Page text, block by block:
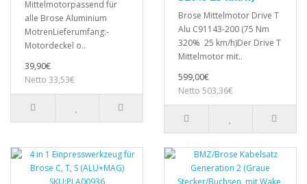
Mittelmotorpassend für
alle Brose Aluminium
MotrenLieferumfang:-
Motordeckel o..
39,90€
Netto 33,53€
Brose Mittelmotor Drive T
Alu C91143-200 (75 Nm
320% 25 km/h)Der Drive T
Mittelmotor mit..
599,00€
Netto 503,36€